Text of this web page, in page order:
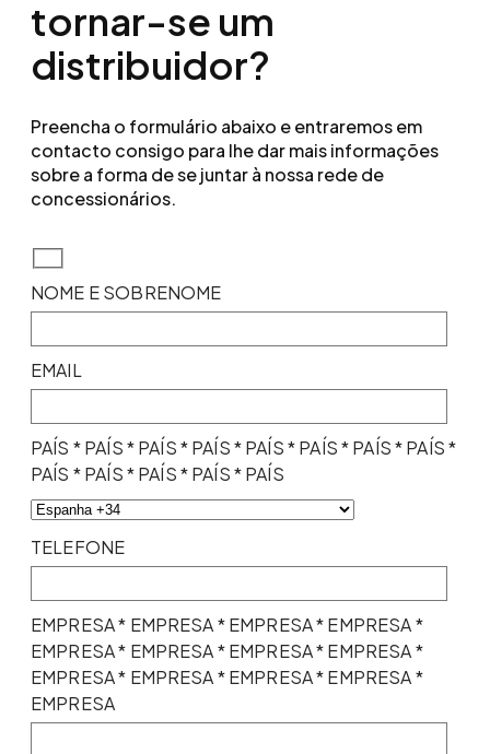
tornar-se um
distribuidor?
Preencha o formulário abaixo e entraremos em
contacto consigo para lhe dar mais informações
sobre a forma de se juntar à nossa rede de
concessionários.
NOME E SOBRENOME
EMAIL
PAÍS * PAÍS * PAÍS * PAÍS * PAÍS * PAÍS * PAÍS * PAÍS *
PAÍS * PAÍS * PAÍS * PAÍS * PAÍS
TELEFONE
EMPRESA * EMPRESA * EMPRESA * EMPRESA *
EMPRESA * EMPRESA * EMPRESA * EMPRESA *
EMPRESA * EMPRESA * EMPRESA * EMPRESA *
EMPRESA